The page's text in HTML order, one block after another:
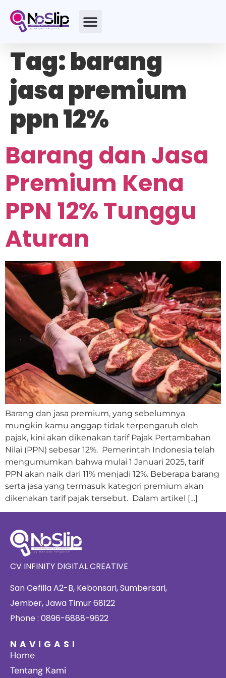
Tag:barang
jasa premium
ppn 12%
Barang dan Jasa
Premium Kena
PPN 12% Tunggu
Aturan
Barang dan jasa premium, yang sebelumnya
mungkin kamu anggap tidak terpengaruh oleh
pajak, kini akan dikenakan tarif Pajak Pertambahan
Nilai (PPN) sebesar 12%. Pemerintah Indonesia telah
mengumumkan bahwa mulai 1 Januari 2025, tarif
PPN akan naik dari 11% menjadi 12%. Beberapa barang
serta jasa yang termasuk kategori premium akan
dikenakan tarif pajak tersebut. Dalam artikel […]
CV INFINITY DIGITAL CREATIVE
San Cefilla A2-B, Kebonsari, Sumbersari,
Jember, Jawa Timur 68122
Phone : 0896-6888-9622
NAVIGASI
Home
Tentang Kami